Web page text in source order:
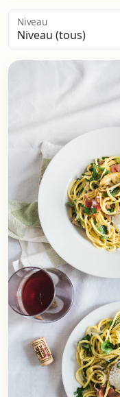
Niveau